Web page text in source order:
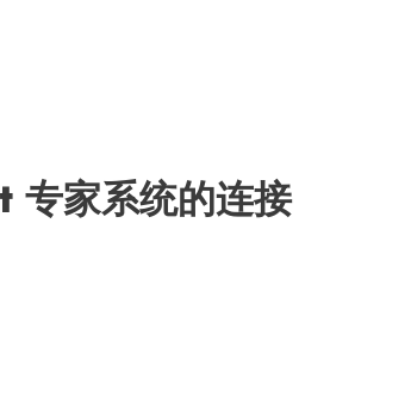
家系统的连接
析